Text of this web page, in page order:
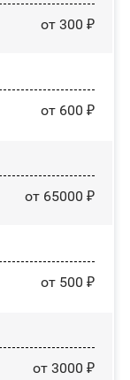
от 300 ₽
от 600 ₽
от 65000 ₽
от 500 ₽
от 3000 ₽